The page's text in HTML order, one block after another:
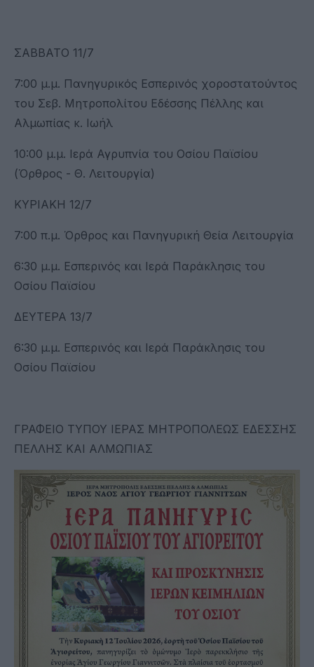
ΣΑΒΒΑΤΟ 11/7
7:00 μ.μ. Πανηγυρικός Εσπερινός χοροστατούντος
του Σεβ. Μητροπολίτου Εδέσσης Πέλλης και
Αλμωπίας κ. Ιωήλ
10:00 μ.μ. Ιερά Αγρυπνία του Οσίου Παϊσίου
(Όρθρος - Θ. Λειτουργία)
ΚΥΡΙΑΚΗ 12/7
7:00 π.μ. Όρθρος και Πανηγυρική Θεία Λειτουργία
6:30 μ.μ. Εσπερινός και Ιερά Παράκλησις του
Οσίου Παϊσίου
ΔΕΥΤΕΡΑ 13/7
6:30 μ.μ. Εσπερινός και Ιερά Παράκλησις του
Οσίου Παϊσίου
ΓΡΑΦΕΙΟ ΤΥΠΟΥ ΙΕΡΑΣ ΜΗΤΡΟΠΟΛΕΩΣ ΕΔΕΣΣΗΣ
ΠΕΛΛΗΣ ΚΑΙ ΑΛΜΩΠΙΑΣ